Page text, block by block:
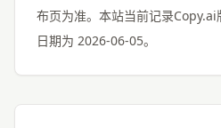
布页为准。本站当前记录Copy.ai
日期为 2026-06-05。